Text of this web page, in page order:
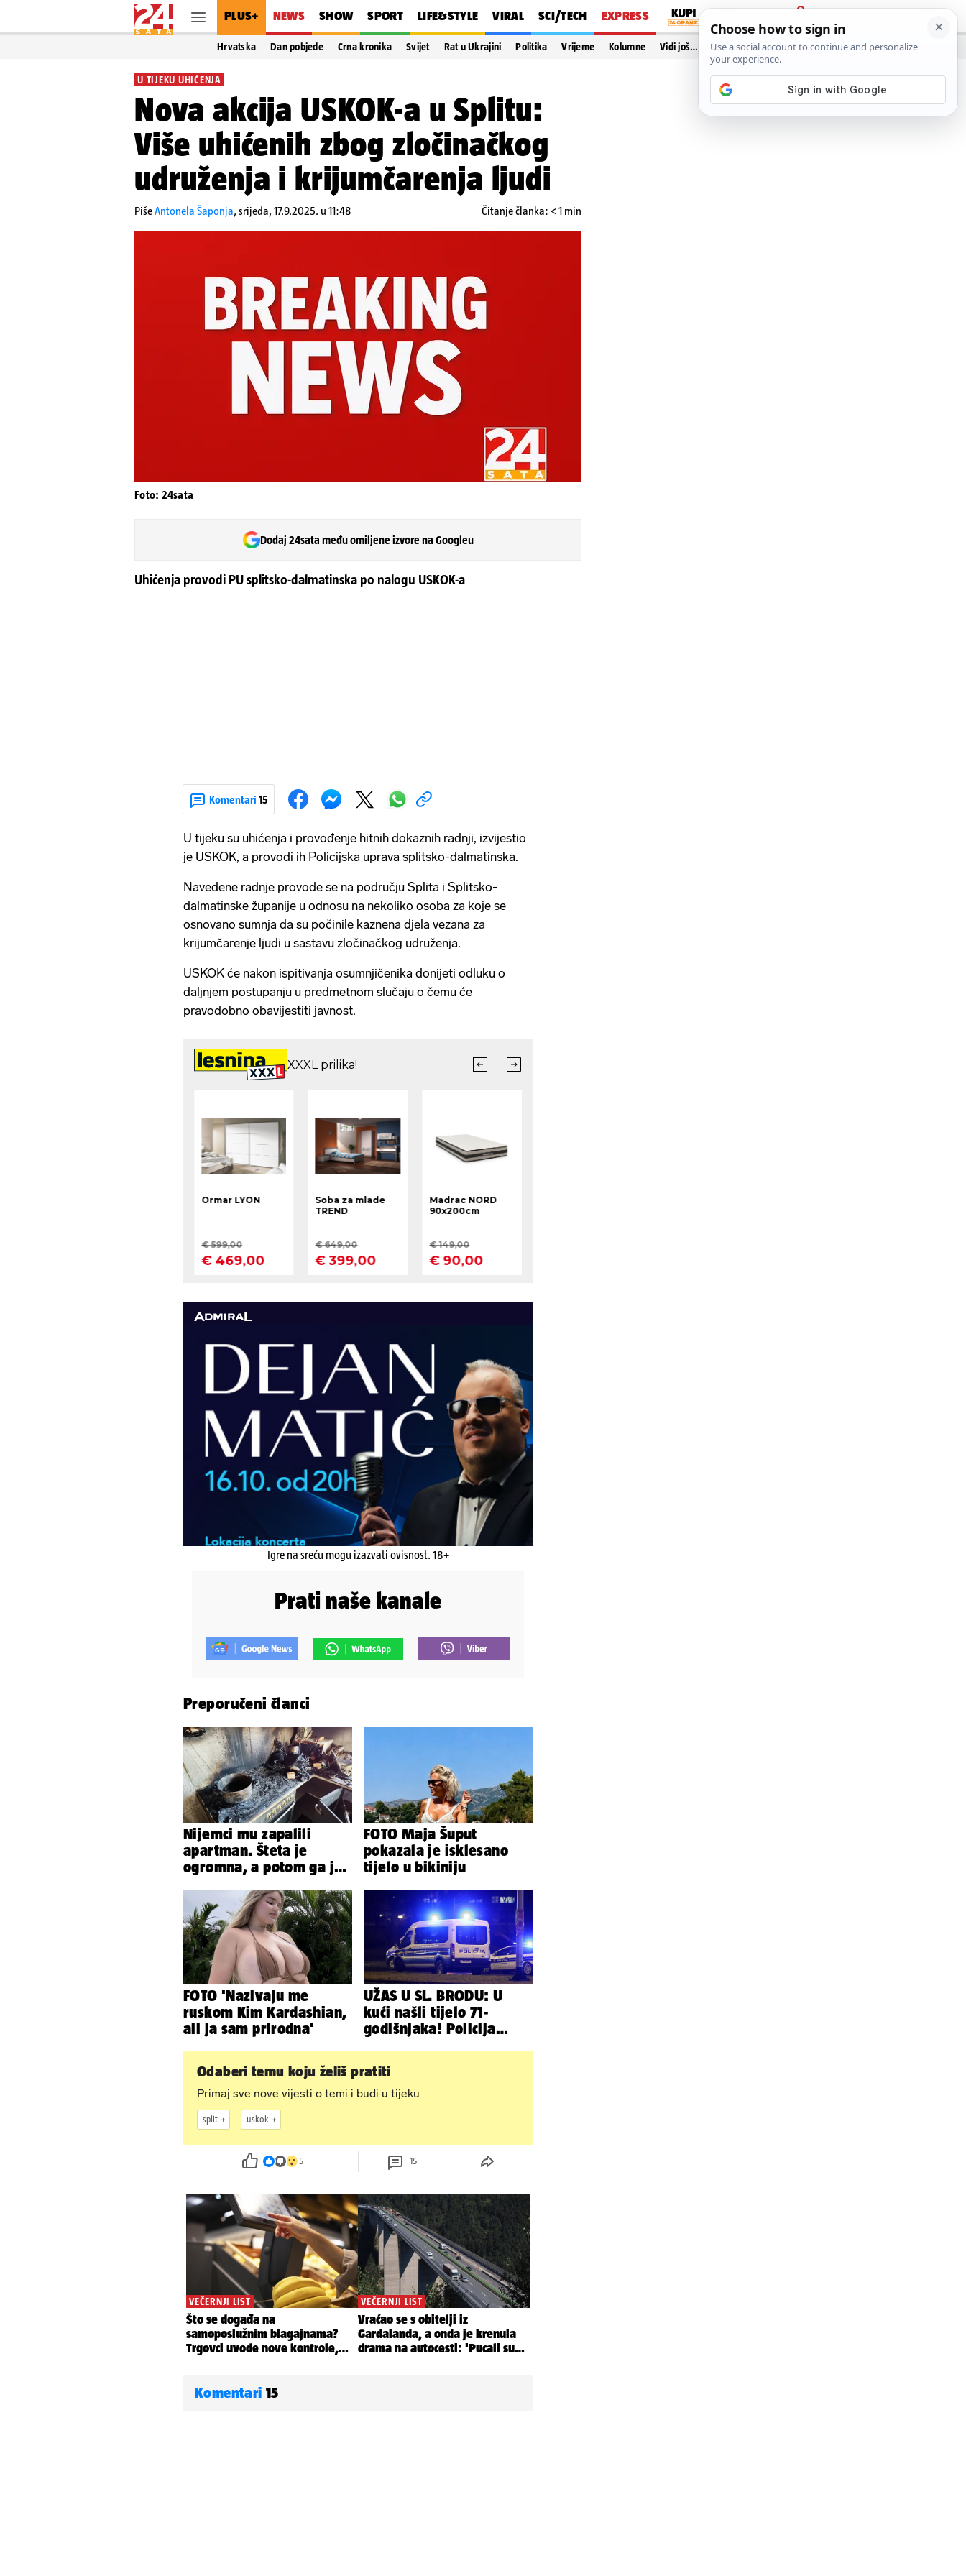
PLUS+ NEWS SHOW SPORT LIFE&STYLE VIRAL SCI/TECH EXPRESS
PRIJAVA
Hrvatska Dan pobjede Crna kronika Svijet Rat u Ukrajini Politika Vrijeme Kolumne Vidi još…
U TIJEKU UHIĆENJA
Nova akcija USKOK-a u Splitu:
Više uhićenih zbog zločinačkog
udruženja i krijumčarenja ljudi
PišeAntonela Šaponja,srijeda, 17.9.2025. u 11:48 Čitanje članka: < 1 min
Foto: 24sata
Dodaj 24sata među omiljene izvore na Googleu
Uhićenja provodi PU splitsko-dalmatinska po nalogu USKOK-a
Komentari 15
U tijeku su uhićenja i provođenje hitnih dokaznih radnji, izvijestio
je USKOK, a provodi ih Policijska uprava splitsko-dalmatinska.
Navedene radnje provode se na području Splita i Splitsko-
dalmatinske županije u odnosu na nekoliko osoba za koje se
osnovano sumnja da su počinile kaznena djela vezana za
krijumčarenje ljudi u sastavu zločinačkog udruženja.
USKOK će nakon ispitivanja osumnjičenika donijeti odluku o
daljnjem postupanju u predmetnom slučaju o čemu će
pravodobno obavijestiti javnost.
Igre na sreću mogu izazvati ovisnost. 18+
Prati naše kanale
Preporučeni članci
Nijemci mu zapalili
apartman. Šteta je
ogromna, a potom ga je
Bookinga
FOTO Maja Šuput
pokazala je isklesano
tijelo u bikiniju
FOTO 'Nazivaju me
ruskom Kim Kardashian,
ali ja sam prirodna'
UŽAS U SL. BRODU: U
kući našli tijelo 71-
godišnjaka! Policija
Odaberi temu koju želiš pratiti
Primaj sve nove vijesti o temi i budi u tijeku
split uskok
5 15
Komentari 15